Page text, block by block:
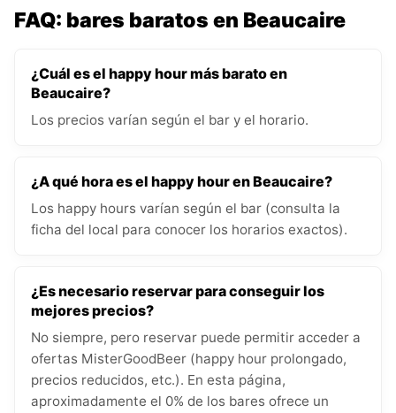
FAQ: bares baratos en Beaucaire
¿Cuál es el happy hour más barato en
Beaucaire?
Los precios varían según el bar y el horario.
¿A qué hora es el happy hour en Beaucaire?
Los happy hours varían según el bar (consulta la
ficha del local para conocer los horarios exactos).
¿Es necesario reservar para conseguir los
mejores precios?
No siempre, pero reservar puede permitir acceder a
ofertas MisterGoodBeer (happy hour prolongado,
precios reducidos, etc.). En esta página,
aproximadamente el 0% de los bares ofrece un